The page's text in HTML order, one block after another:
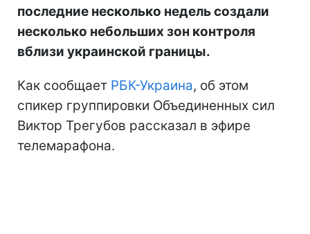
последние несколько недель создали
несколько небольших зон контроля
вблизи украинской границы.
Как сообщает РБК-Украина, об этом
спикер группировки Объединенных сил
Виктор Трегубов рассказал в эфире
телемарафона.